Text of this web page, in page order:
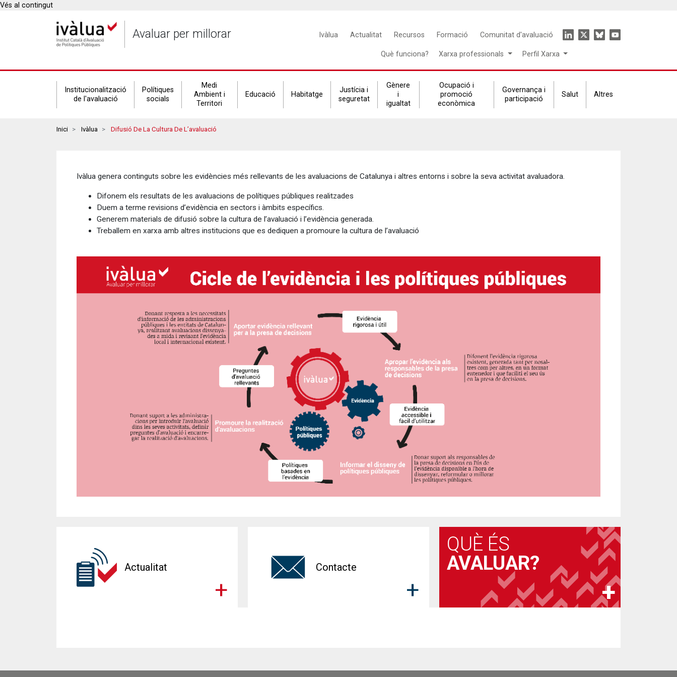
Vés al contingut
Avaluar per millorar
Main
navigation
Ivàlua Actualitat Recursos Formació Comunitat d'avaluació
Icon
menu
Què funciona? Xarxa professionals Perfil Xarxa
Secondary
navigation
Institucionalització
de l'avaluació
Polítiques
socials
Medi
Ambient i
Territori
Educació Habitatge
Justícia i
seguretat
Gènere
i
igualtat
Ocupació i
promoció
econòmica
Governança i
participació
Salut Altres
Breadcrumbs
Inici Ivàlua Difusió De La Cultura De L’avaluació
Ivàlua genera continguts sobre les evidències més rellevants de les avaluacions de Catalunya i altres entorns i sobre la seva activitat avaluadora.
Difonem els resultats de les avaluacions de polítiques públiques realitzades
Duem a terme revisions d’evidència en sectors i àmbits específics.
Generem materials de difusió sobre la cultura de l’avaluació i l’evidència generada.
Treballem en xarxa amb altres institucions que es dediquen a promoure la cultura de l’avaluació
Actualitat Contacte
QUÈ ÉS
AVALUAR?